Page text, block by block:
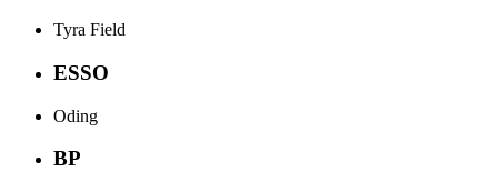
Tyra Field
ESSO
Oding
BP